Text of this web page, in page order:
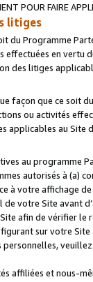
POUR FAIRE
litiges
du Programme
en vertu
des litiges
façon que ce soit
ou activités
applicables au Site
au programme
autorisés à
à votre affichage
votre Site avant
afin de vérifier
sur votre
affiliées et nous-